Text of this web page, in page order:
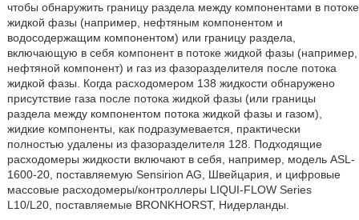
чтобы обнаружить границу раздела между компонентами в потоке
жидкой фазы (например, нефтяным компонентом и
водосодержащим компонентом) или границу раздела,
включающую в себя компонент в потоке жидкой фазы (например,
нефтяной компонент) и газ из фазоразделителя после потока
жидкой фазы. Когда расходомером 138 жидкости обнаружено
присутствие газа после потока жидкой фазы (или границы
раздела между компонентом потока жидкой фазы и газом),
жидкие компоненты, как подразумевается, практически
полностью удалены из фазоразделителя 128. Подходящие
расходомеры жидкости включают в себя, например, модель ASL-
1600-20, поставляемую Sensirion AG, Швейцария, и цифровые
массовые расходомеры/контроллеры LIQUI-FLOW Series
L10/L20, поставляемые BRONKHORST, Нидерланды.